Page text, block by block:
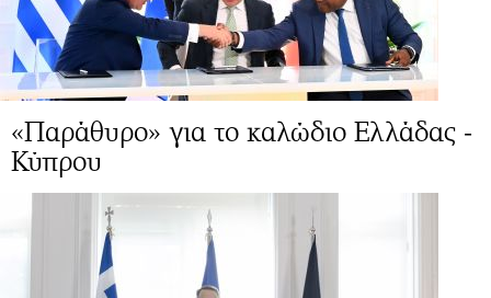
«Παράθυρο» για το καλώδιο Ελλάδας -
Κύπρου